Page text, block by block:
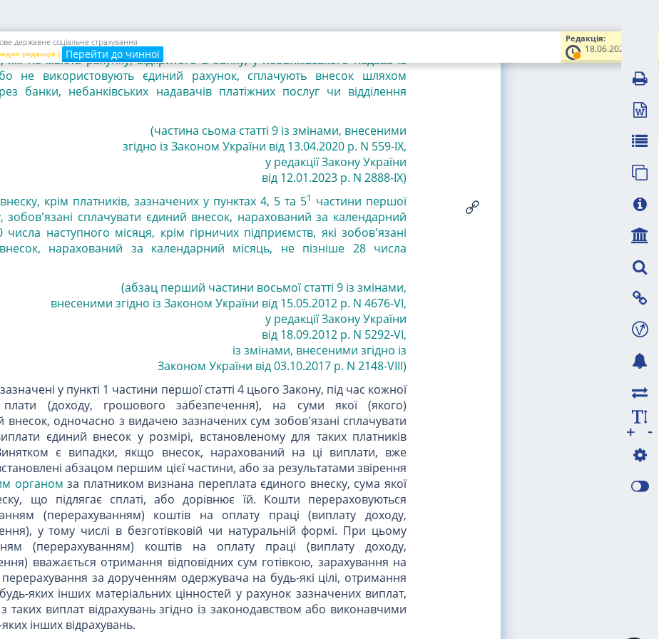
Редакція:
18.06.2025
державне соціальне страхування
редакція.) Перейти до чинної
банку, у небанківського надавача платіжних послуг, або на єдиний
в абзацах третьому та четвертому пункту 1 частини першої
які не мають рахунку, відкритого в банку, у небанківського надавача
не використовують єдиний рахунок, сплачують внесок шляхом
банки, небанківських надавачів платіжних послуг чи відділення
(частина сьома статті 9 із змінами, внесеними
згідно із Законом України від 13.04.2020 р. N 559-IX,
у редакції Закону України
від 12.01.2023 р. N 2888-IX)
крім платників, зазначених у пунктах 4, 5 та 51 частини першої
зобов'язані сплачувати єдиний внесок, нарахований за календарний
числа наступного місяця, крім гірничих підприємств, які зобов'язані
нарахований за календарний місяць, не пізніше 28 числа
(абзац перший частини восьмої статті 9 із змінами,
внесеними згідно із Законом України від 15.05.2012 р. N 4676-VI,
у редакції Закону України
від 18.09.2012 р. N 5292-VI,
із змінами, внесеними згідно із
Законом України від 03.10.2017 р. N 2148-VIII)
у пункті 1 частини першої статті 4 цього Закону, під час кожної
плати (доходу, грошового забезпечення), на суми якої (якого)
внесок, одночасно з видачею зазначених сум зобов'язані сплачувати
єдиний внесок у розмірі, встановленому для таких платників
є випадки, якщо внесок, нарахований на ці виплати, вже
абзацом першим цієї частини, або за результатами звірення
органом за платником визнана переплата єдиного внеску, сума якої
що підлягає сплаті, або дорівнює їй. Кошти перераховуються
(перерахуванням) коштів на оплату праці (виплату доходу,
у тому числі в безготівковій чи натуральній формі. При цьому
(перерахуванням) коштів на оплату праці (виплату доходу,
вважається отримання відповідних сум готівкою, зарахування на
за дорученням одержувача на будь-які цілі, отримання
яких інших матеріальних цінностей у рахунок зазначених виплат,
таких виплат відрахувань згідно із законодавством або виконавчими
інших відрахувань.
-
+